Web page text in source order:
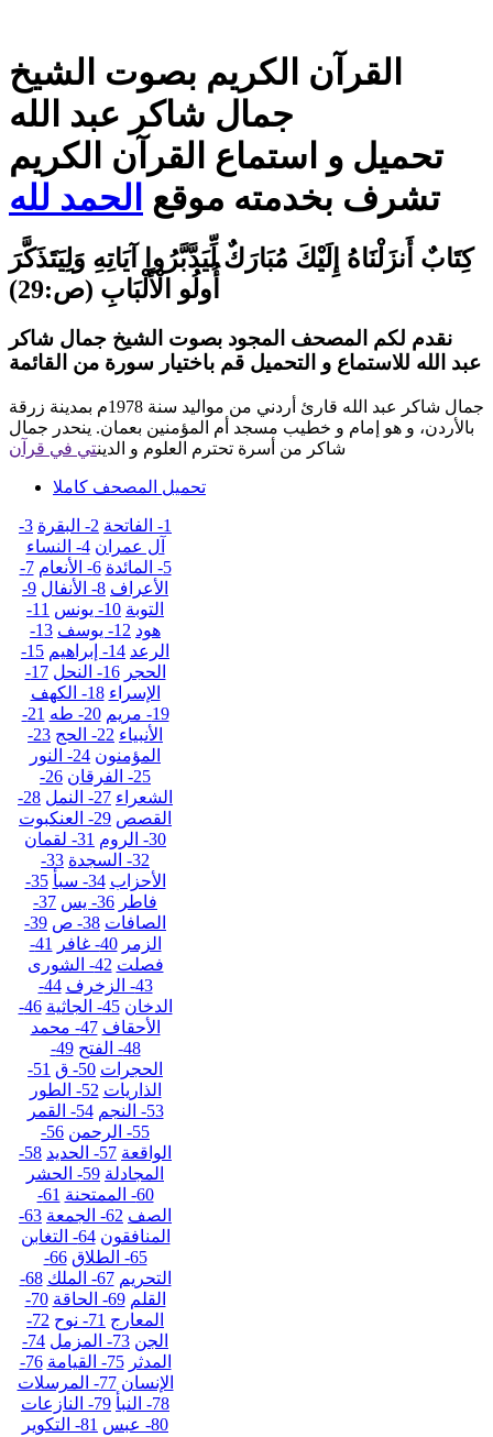
القرآن الكريم بصوت الشيخ
جمال شاكر عبد الله
تحميل و استماع القرآن الكريم
تشرف بخدمته موقع الحمد لله
كِتَابٌ أَنزَلْنَاهُ إِلَيْكَ مُبَارَكٌ لِّيَدَّبَّرُوا آيَاتِهِ وَلِيَتَذَكَّرَ
أُولُو الْأَلْبَابِ (ص:29)
نقدم لكم المصحف المجود بصوت الشيخ جمال شاكر
عبد الله للاستماع و التحميل قم باختيار سورة من القائمة
جمال شاكر عبد الله قارئ أردني من مواليد سنة 1978م بمدينة زرقة
بالأردن، و هو إمام و خطيب مسجد أم المؤمنين بعمان. ينحدر جمال
شاكر من أسرة تحترم العلوم و الدينتي في قرآن
تحميل المصحف كاملا
1- الفاتحة 2- البقرة
3-
آل عمران 4- النساء
5- المائدة
6- الأنعام
7-
الأعراف 8- الأنفال
9-
التوبة 10- يونس
11-
هود 12- يوسف
13-
الرعد 14- إبراهيم
15-
الحجر 16- النحل
17-
الإسراء 18- الكهف
19- مريم
20- طه
21-
الأنبياء 22- الحج
23-
المؤمنون 24- النور
25- الفرقان
26-
الشعراء 27- النمل
28-
القصص 29- العنكبوت
30- الروم
31- لقمان
32- السجدة
33-
الأحزاب 34- سبأ
35-
فاطر 36- يس
37-
الصافات 38- ص
39-
الزمر 40- غافر
41-
فصلت 42- الشورى
43- الزخرف
44-
الدخان 45- الجاثية
46-
الأحقاف 47- محمد
48- الفتح
49-
الحجرات 50- ق
51-
الذاريات 52- الطور
53- النجم
54- القمر
55- الرحمن
56-
الواقعة 57- الحديد
58-
المجادلة 59- الحشر
60- الممتحنة
61-
الصف 62- الجمعة
63-
المنافقون 64- التغابن
65- الطلاق
66-
التحريم 67- الملك
68-
القلم 69- الحاقة
70-
المعارج 71- نوح
72-
الجن 73- المزمل
74-
المدثر 75- القيامة
76-
الإنسان 77- المرسلات
78- النبأ
79- النازعات
80- عبس
81- التكوير